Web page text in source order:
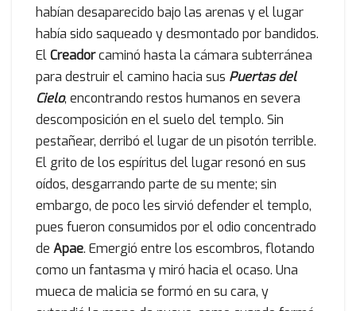
habían desaparecido bajo las arenas y el lugar
había sido saqueado y desmontado por bandidos.
ElCreadorcaminó hasta la cámara subterránea
para destruir el camino hacia sus Puertas del
Cielo, encontrando restos humanos en severa
descomposición en el suelo del templo. Sin
pestañear, derribó el lugar de un pisotón terrible.
El grito de los espíritus del lugar resonó en sus
oídos, desgarrando parte de su mente; sin
embargo, de poco les sirvió defender el templo,
pues fueron consumidos por el odio concentrado
de Apae. Emergió entre los escombros, flotando
como un fantasma y miró hacia el ocaso. Una
mueca de malicia se formó en su cara, y